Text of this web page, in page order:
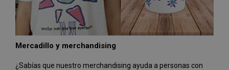
Mercadillo y merchandising
¿Sabías que nuestro merchandising ayuda a personas con